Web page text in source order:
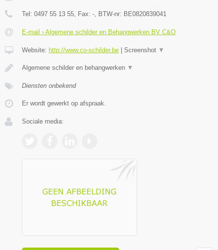
Tel: 0497 55 13 55 , Fax: - , BTW-nr: BE0820839041
E-mail › Algemene schilder en Behangwerken BV C&O
Website: http://www.co-schilder.be | Screenshot ▼
Algemene schilder en behangwerken ▼
Diensten onbekend
Er wordt gewerkt op afspraak.
Sociale media: